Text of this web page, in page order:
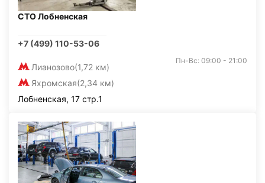
СТО Лобненская
+7 (499) 110-53-06
Лианозово(1,72 км)
Яхромская(2,34 км)
Пн-Вс: 09:00 - 21:00
Лобненская, 17 стр.1